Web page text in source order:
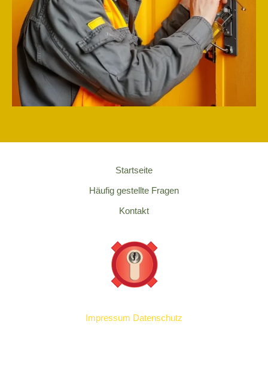
Startseite
Häufig gestellte Fragen
Kontakt
Impressum Datenschutz